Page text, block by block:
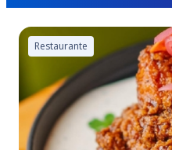
Restaurante